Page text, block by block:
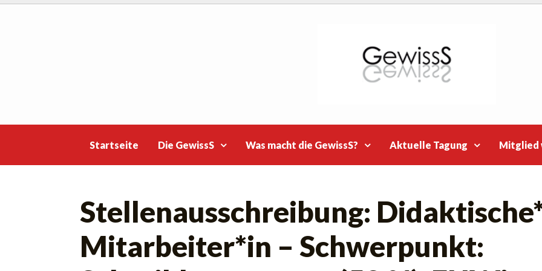
Skip
Startseite Die GewissS Was macht die GewissS? Aktuelle Tagung Mitglied
Stellenausschreibung:
Mitarbeiter*in – Schwerpunkt: